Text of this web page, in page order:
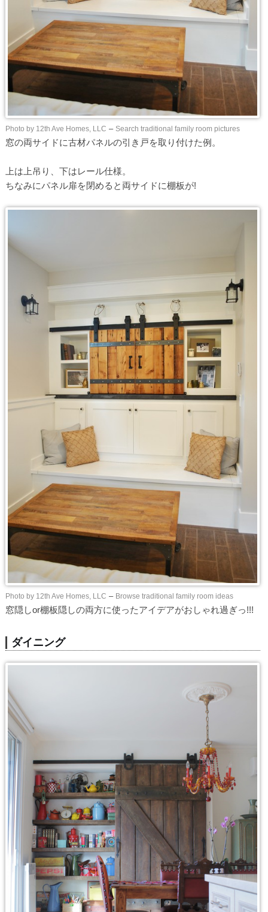
Photo by 12th Ave Homes, LLC – Search traditional family room pictures
窓の両サイドに古材パネルの引き戸を取り付けた例。
上は上吊り、下はレール仕様。
ちなみにパネル扉を閉めると両サイドに棚板が!
Photo by 12th Ave Homes, LLC – Browse traditional family room ideas
窓隠しor棚板隠しの両方に使ったアイデアがおしゃれ過ぎっ!!!
ダイニング